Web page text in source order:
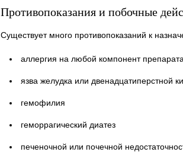
Противопоказания и побочные
Существует много противопоказаний к
аллергия на любой компонент препарата
язва желудка или двенадцатиперстной
гемофилия
геморрагический диатез
печеночной или почечной